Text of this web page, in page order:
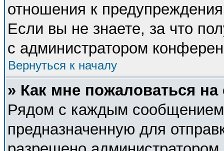
отношения к
Если вы не знаете, за что
с администратором
Вернуться к началу
» Как мне пожаловаться
Рядом с каждым сообщением
предназначенную для